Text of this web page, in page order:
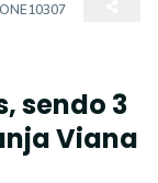
ONE10307
sendo 3
Viana